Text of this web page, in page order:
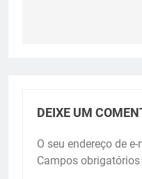
DEIXE UM
O seu endereço de
Campos